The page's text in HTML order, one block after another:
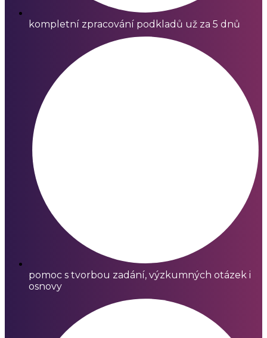
kompletní zpracování podkladů už za 5 dnů
pomoc s tvorbou zadání, výzkumných otázek i
osnovy